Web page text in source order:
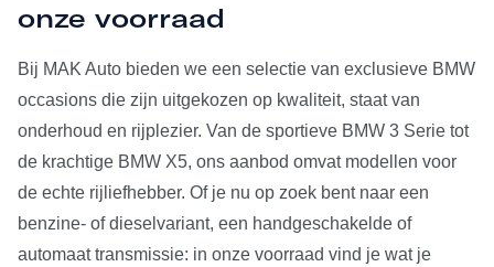
onze voorraad
Bij MAK Auto bieden we een selectie van exclusieve BMW
occasions die zijn uitgekozen op kwaliteit, staat van
onderhoud en rijplezier. Van de sportieve BMW 3 Serie tot
de krachtige BMW X5, ons aanbod omvat modellen voor
de echte rijliefhebber. Of je nu op zoek bent naar een
benzine- of dieselvariant, een handgeschakelde of
automaat transmissie: in onze voorraad vind je wat je